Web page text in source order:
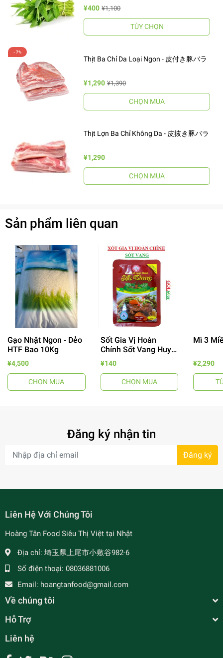
¥400 ¥1,100
TÙY CHỌN
Thịt Ba Chỉ Da Loại Ngon - 皮付き豚バラ
¥1,290 ¥1,390
CHỌN MUA
Thịt Lợn Ba Chỉ Không Da - 皮抜き豚バラ
¥1,290
CHỌN MUA
Sản phẩm liên quan
Gạo Nhật Ngon - Dẻo
HTF Bao 10Kg
¥4,500
CHỌN MUA
Sốt Gia Vị Hoàn
Chỉnh Sốt Vang Huy
Tuấn
¥140
CHỌN MUA
Mì 3
¥2,290
Đăng ký nhận tin
Đăng ký
Liên Hệ Với Chúng Tôi
Hoàng Tân Food Siêu Thị Việt tại Nhật
Địa chỉ: 埼玉県上尾市小敷谷982-6
Số điện thoại: 08036881006
Email: hoangtanfood@gmail.com
Về chúng tôi
Hỗ Trợ
Liên hệ